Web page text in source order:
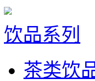
饮品系列
茶类饮